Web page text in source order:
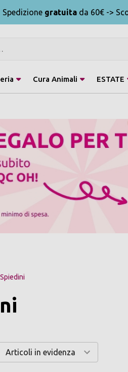
Spedizione gratuita da 60€ ->
Cura Animali ESTATE